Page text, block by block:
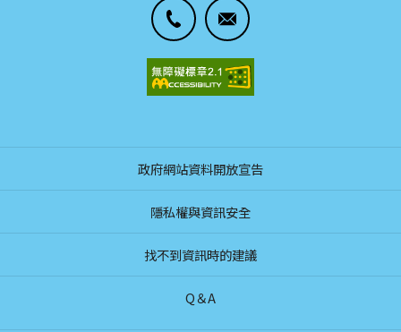
政府網站資料開放宣告
隱私權與資訊安全
找不到資訊時的建議
Q＆A